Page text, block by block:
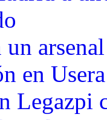
en Usera
Legazpi